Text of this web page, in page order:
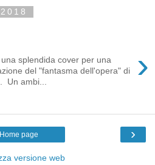
›
splendida cover per una
del "fantasma dell'opera" di
Un ambi...
›
Home page
versione web